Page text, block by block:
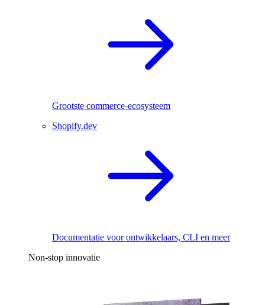
Grootste commerce-ecosysteem
Shopify.dev
Documentatie voor ontwikkelaars, CLI en meer
Non-stop innovatie